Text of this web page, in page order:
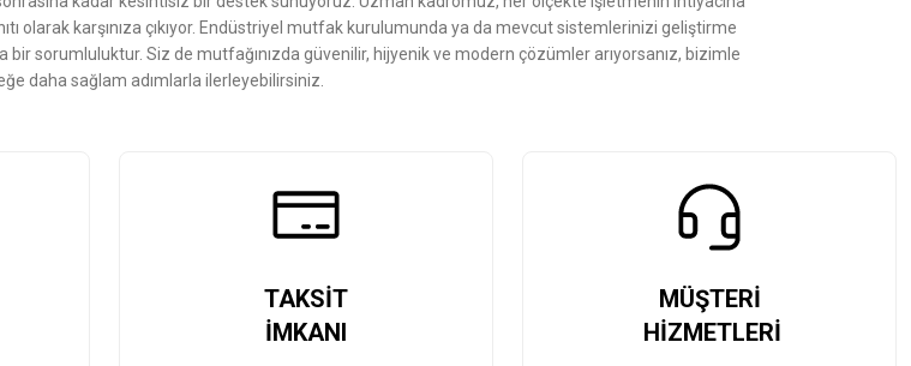
olarak karşınıza çıkıyor. Endüstriyel mutfak kurulumunda ya da mevcut sistemlerinizi geliştirme
bir sorumluluktur. Siz de mutfağınızda güvenilir, hijyenik ve modern çözümler arıyorsanız, bizimle
daha sağlam adımlarla ilerleyebilirsiniz.
TAKSİT
İMKANI
MÜŞTERİ
HİZMETLERİ